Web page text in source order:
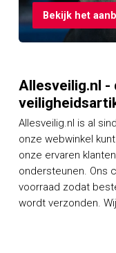
Bekijk het
Allesveilig.nl -
Allesveilig.nl is al
onze webwinkel
onze ervaren
ondersteunen. Ons
voorraad zodat
wordt verzonden. Wij zijn meervoudig gecertificeerd en officieel dealer van een groot aantal